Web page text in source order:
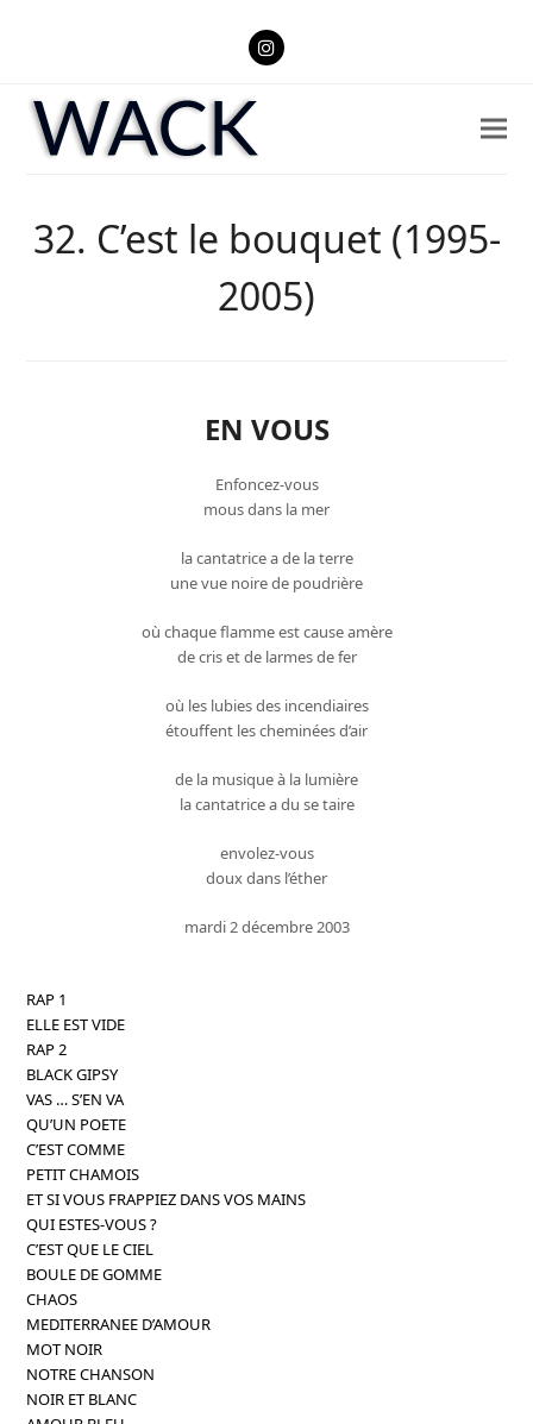
Instagram
32. C’est le bouquet (1995-
2005)
EN VOUS
Enfoncez-vous
mous dans la mer
la cantatrice a de la terre
une vue noire de poudrière
où chaque flamme est cause amère
de cris et de larmes de fer
où les lubies des incendiaires
étouffent les cheminées d’air
de la musique à la lumière
la cantatrice a du se taire
envolez-vous
doux dans l’éther
mardi 2 décembre 2003
RAP 1
ELLE EST VIDE
RAP 2
BLACK GIPSY
VAS … S’EN VA
QU’UN POETE
C’EST COMME
PETIT CHAMOIS
ET SI VOUS FRAPPIEZ DANS VOS MAINS
QUI ESTES-VOUS ?
C’EST QUE LE CIEL
BOULE DE GOMME
CHAOS
MEDITERRANEE D’AMOUR
MOT NOIR
NOTRE CHANSON
NOIR ET BLANC